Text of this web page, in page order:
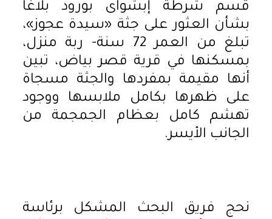
قسم شرطة إبشواى بورود بلاغًا
بشأن العثور على جثة «سيدة عجوز»،
تبلغ من العمر 72 سنة- ربة منزل،
بمسكنها في قرية قصر بياض، تبين
أنها مقيمة بمفردها والجثة مسجاة
على ظهرها بكامل ملابسها ووجود
تهشم كامل بعظام الجمجمة من
الجانب الأيسر.
نحج فريق البحث المشكل برئاسة